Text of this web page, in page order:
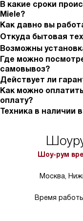
В какие сроки
Miele?
Как давно вы
Откуда бытовая
Возможны
Где можно
самовывоз?
Действует ли
Как можно
оплату?
Техника в наличии
Шоу-рум
Москва,
Время